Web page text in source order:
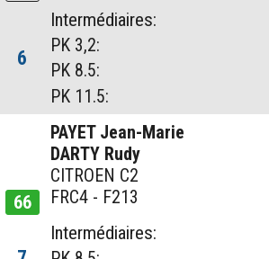
6
Intermédiaires:
PK 3,2:
PK 8.5:
PK 11.5:
66
PAYET Jean-Marie
DARTY Rudy
CITROEN C2
FRC4 - F213
Intermédiaires: